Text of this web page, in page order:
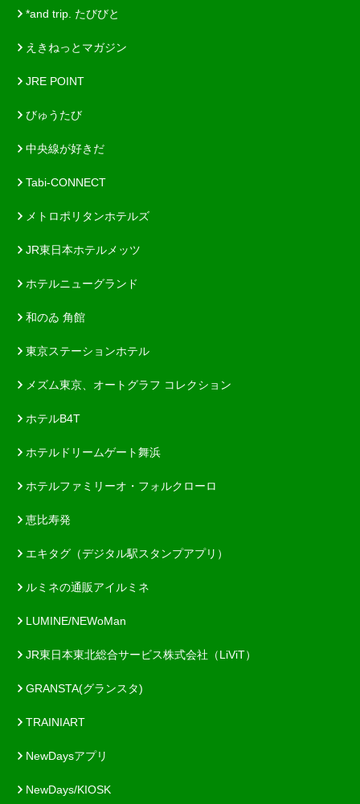
*and trip. たびびと
えきねっとマガジン
JRE POINT
びゅうたび
中央線が好きだ
Tabi-CONNECT
メトロポリタンホテルズ
JR東日本ホテルメッツ
ホテルニューグランド
和のゐ 角館
東京ステーションホテル
メズム東京、オートグラフ コレクション
ホテルB4T
ホテルドリームゲート舞浜
ホテルファミリーオ・フォルクローロ
恵比寿発
エキタグ（デジタル駅スタンプアプリ）
ルミネの通販アイルミネ
LUMINE/NEWoMan
JR東日本東北総合サービス株式会社（LiViT）
GRANSTA(グランスタ)
TRAINIART
NewDaysアプリ
NewDays/KIOSK